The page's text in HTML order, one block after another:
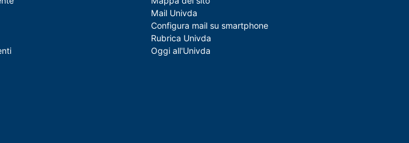
Mail Univda
Configura mail su smartphone
Rubrica Univda
Oggi all'Univda